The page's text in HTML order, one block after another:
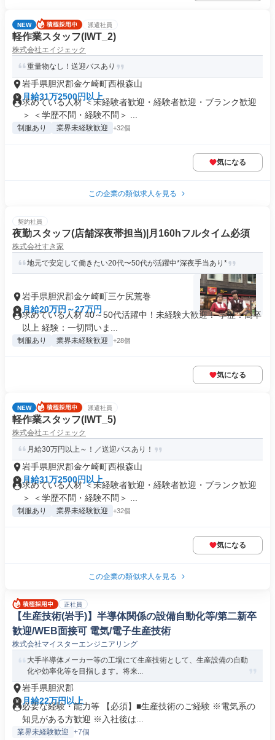
NEW 派遣社員
軽作業スタッフ(IWT_2)
株式会社エイジェック
重量物なし！送迎バスあり
岩手県胆沢郡金ケ崎町西根森山
月給31万2500円以上
求めている人材 ＜未経験者歓迎・経験者歓迎・ブランク歓迎
＞ ＜学歴不問・経験不問＞ ...
制服あり 業界未経験歓迎 +32個
気になる
この企業の類似求人を見る
契約社員
夜勤スタッフ(店舗深夜帯担当)|月160hフルタイム必須
株式会社すき家
地元で安定して働きたい20代〜50代が活躍中*深夜手当あり*
岩手県胆沢郡金ケ崎町三ケ尻荒巻
月給20万円～27万円
求めている人材 40～50代活躍中！未経験大歓迎！ 学歴：高卒
以上 経験：一切問いま...
制服あり 業界未経験歓迎 +28個
気になる
NEW 派遣社員
軽作業スタッフ(IWT_5)
株式会社エイジェック
月給30万円以上～！／送迎バスあり！
岩手県胆沢郡金ケ崎町西根森山
月給31万2500円以上
求めている人材 ＜未経験者歓迎・経験者歓迎・ブランク歓迎
＞ ＜学歴不問・経験不問＞ ...
制服あり 業界未経験歓迎 +32個
気になる
この企業の類似求人を見る
正社員
【生産技術(岩手)】半導体関係の設備自動化等/第二新卒
歓迎/WEB面接可 電気/電子生産技術
株式会社マイスターエンジニアリング
大手半導体メーカー等の工場にて生産技術として、生産設備の自動
化や効率化等を目指します。将来...
岩手県胆沢郡
月給22万円以上
必要な経験・能力等 【必須】■生産技術のご経験 ※電気系の
知見がある方歓迎 ※入社後は...
業界未経験歓迎 +7個